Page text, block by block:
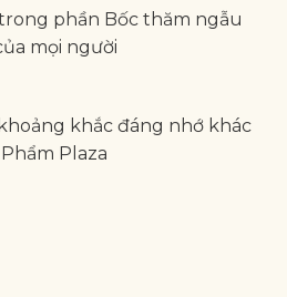
phần Bốc thăm ngẫu
mọi người
khắc đáng nhớ khác
Plaza